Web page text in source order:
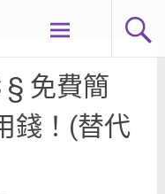
§ 免費簡
錢！(替代